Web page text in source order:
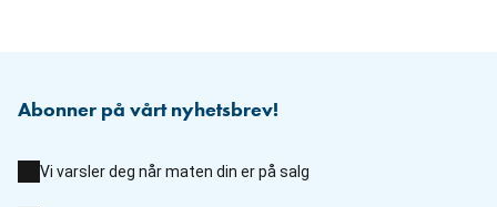
Abonner på vårt nyhetsbrev!
Vi varsler deg når maten din er på salg